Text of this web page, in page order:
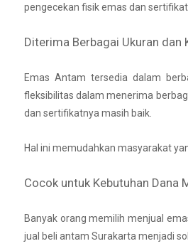
pengecekan fisik emas dan
Diterima Berbagai Ukuran dan
Emas Antam tersedia dalam
fleksibilitas dalam menerima
dan sertifikatnya masih baik.
Hal ini memudahkan masyarakat
Cocok untuk Kebutuhan Dana
Banyak orang memilih menjual
jual beli antam Surakarta menjadi